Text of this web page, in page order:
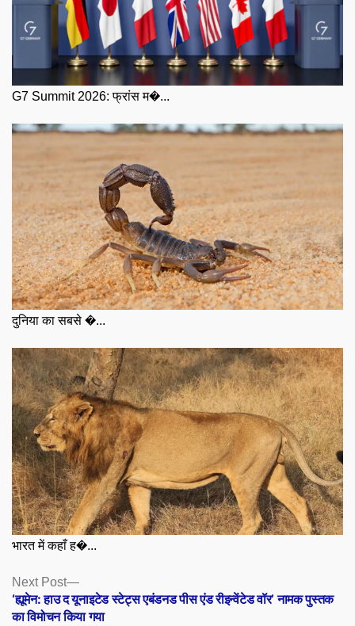
G7 Summit 2026: फ्रांस म�...
दुनिया का सबसे �...
भारत में कहाँ ह�...
Posts
navigation
Next Post
Next
post:
‘ह्यूमेन: हाउ द यूनाइटेड स्टेट्स एबंडनड पीस एंड रीइन्वेंटेड वॉर’ नामक पुस्तक
का विमोचन किया गया